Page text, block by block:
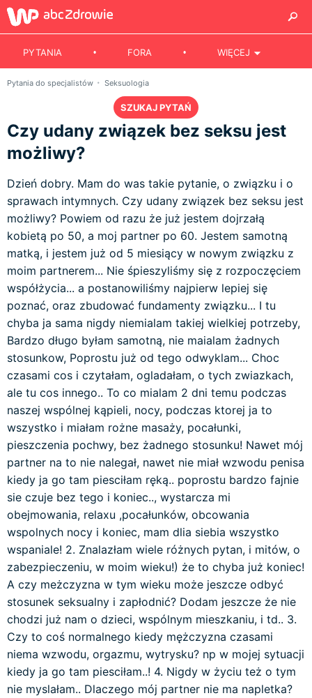
PYTANIA FORA WIĘCEJ
Pytania do specjalistów Seksuologia
SZUKAJ PYTAŃ
Czy udany związek bez seksu jest
możliwy?
Dzień dobry. Mam do was takie pytanie, o związku i o
sprawach intymnych. Czy udany związek bez seksu jest
możliwy? Powiem od razu że już jestem dojrzałą
kobietą po 50, a moj partner po 60. Jestem samotną
matką, i jestem już od 5 miesiący w nowym związku z
moim partnerem... Nie śpieszyliśmy się z rozpoczęciem
współżycia... a postanowiliśmy najpierw lepiej się
poznać, oraz zbudować fundamenty związku... I tu
chyba ja sama nigdy niemialam takiej wielkiej potrzeby,
Bardzo długo byłam samotną, nie maialam żadnych
stosunkow, Poprostu już od tego odwyklam... Choc
czasami cos i czytałam, ogladałam, o tych zwiazkach,
ale tu cos innego.. To co mialam 2 dni temu podczas
naszej wspólnej kąpieli, nocy, podczas ktorej ja to
wszystko i miałam rożne masaży, pocałunki,
pieszczenia pochwy, bez żadnego stosunku! Nawet mój
partner na to nie nalegał, nawet nie miał wzwodu penisa
kiedy ja go tam piesciłam ręką.. poprostu bardzo fajnie
sie czuje bez tego i koniec.., wystarcza mi
obejmowania, relaxu ,pocałunków, obcowania
wspolnych nocy i koniec, mam dlia siebia wszystko
wspaniale! 2. Znalazłam wiele różnych pytan, i mitów, o
zabezpieczeniu, w moim wieku!) że to chyba już koniec!
A czy meżczyzna w tym wieku może jeszcze odbyć
stosunek seksualny i zapłodnić? Dodam jeszcze że nie
chodzi już nam o dzieci, wspólnym mieszkaniu, i td.. 3.
Czy to coś normalnego kiedy mężczyzna czasami
niema wzwodu, orgazmu, wytrysku? np w mojej sytuacji
kiedy ja go tam piesciłam..! 4. Nigdy w życiu też o tym
nie myslałam.. Dlaczego mój partner nie ma napletka?